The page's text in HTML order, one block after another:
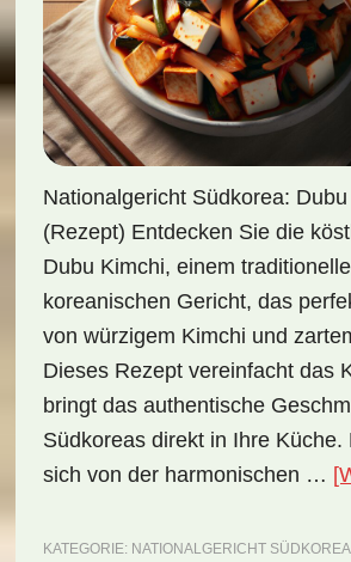
Nationalgericht Südkorea:
(Rezept) Entdecken Sie die
Dubu Kimchi, einem
koreanischen Gericht, das
von würzigem Kimchi und
Dieses Rezept vereinfacht das
bringt das authentische
Südkoreas direkt in Ihre Küche.
sich von der harmonischen …
KATEGORIE: NATIONALGERICHT SÜDKOREA